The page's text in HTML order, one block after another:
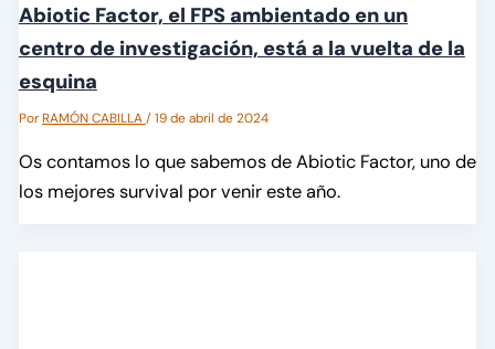
Abiotic Factor, el FPS ambientado en un
centro de investigación, está a la vuelta de la
esquina
PorRAMÓN CABILLA/19 de abril de 2024
Os contamos lo que sabemos de Abiotic Factor, uno de
los mejores survival por venir este año.